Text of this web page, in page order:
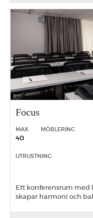
Focus
MAX
40
MÖBLERING
UTRUSTNING
Ett konferensrum med
skapar harmoni och